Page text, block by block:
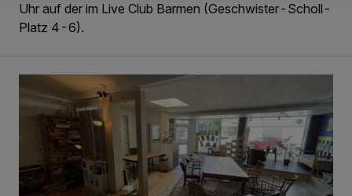
Uhr auf der im Live Club Barmen (Geschwister-Scholl-
Platz 4-6).
Zwei Romane im Buchclub „Freiraum“